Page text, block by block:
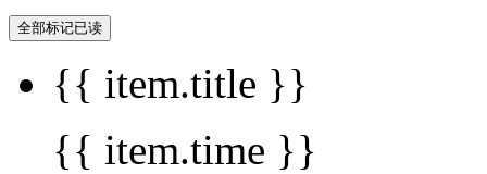
全部标记已读
{{ item.title }}
{{ item.time }}